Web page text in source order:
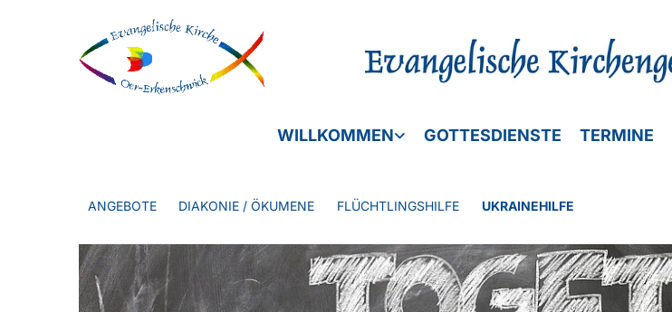
WILLKOMMEN GOTTESDIENSTE TERMINE
ANGEBOTE DIAKONIE / ÖKUMENE FLÜCHTLINGSHILFE UKRAINEHILFE